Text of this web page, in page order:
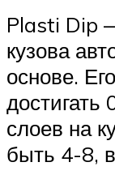
Plasti Dip
кузова
основе.
достигать
слоев на
быть 4-8,